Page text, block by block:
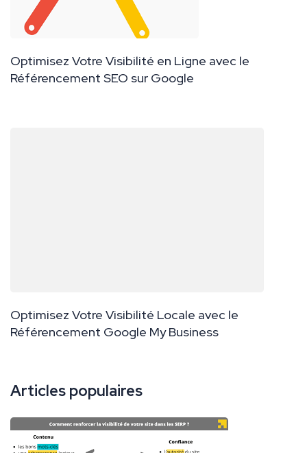
Optimisez Votre Visibilité en Ligne avec le
Référencement SEO sur Google
Optimisez Votre Visibilité Locale avec le
Référencement Google My Business
Articles populaires